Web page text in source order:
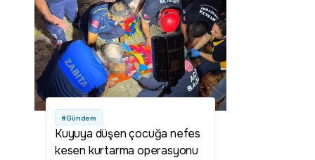
#Gündem
Kuyuya düşen çocuğa nefes
kesen kurtarma operasyonu